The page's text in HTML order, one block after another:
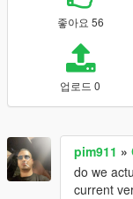
좋아요 56
업로드 0
pim911 »
do we
current